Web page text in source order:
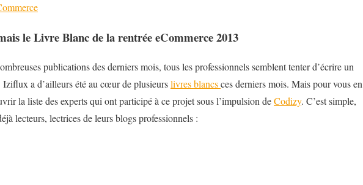
le Livre Blanc de la rentrée eCommerce 2013
publications des derniers mois, tous les professionnels semblent tenter d’écrire un
Iziflux a d’ailleurs été au cœur de plusieurslivres blancsces derniers mois. Mais pour vous en
la liste des experts qui ont participé à ce projet sous l’impulsion deCodizy. C’est simple,
lecteurs, lectrices de leurs blogs professionnels :